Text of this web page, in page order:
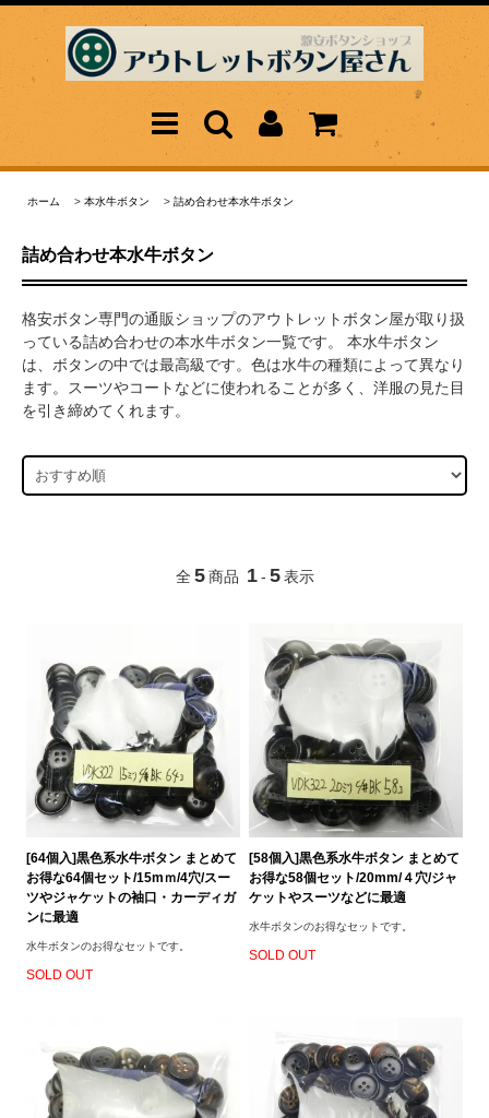
ホーム > 本水牛ボタン > 詰め合わせ本水牛ボタン
詰め合わせ本水牛ボタン
格安ボタン専門の通販ショップのアウトレットボタン屋が取り扱
っている詰め合わせの本水牛ボタン一覧です。 本水牛ボタン
は、ボタンの中では最高級です。色は水牛の種類によって異なり
ます。スーツやコートなどに使われることが多く、洋服の見た目
を引き締めてくれます。
全 5 商品 1 - 5 表示
[64個入]黒色系水牛ボタン まとめて
お得な64個セット/15mｍ/4穴/スー
ツやジャケットの袖口・カーディガ
ンに最適
水牛ボタンのお得なセットです。
SOLD OUT
[58個入]黒色系水牛ボタン まとめて
お得な58個セット/20mm/４穴/ジャ
ケットやスーツなどに最適
水牛ボタンのお得なセットです。
SOLD OUT